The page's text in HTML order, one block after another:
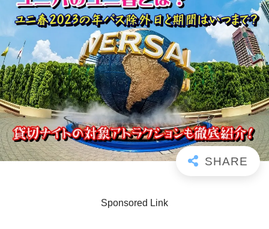
Sponsored Link